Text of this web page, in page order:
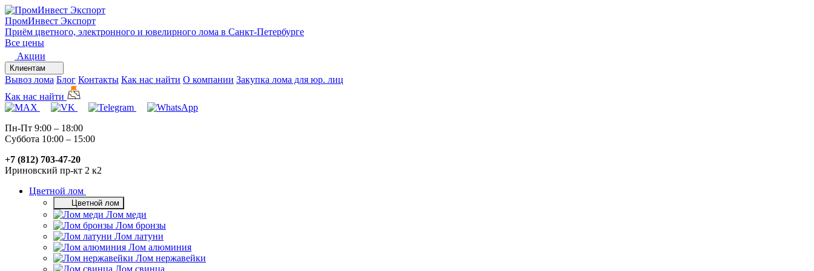
ПромИнвест Экспорт
Приём цветного, электронного и ювелирного лома в Санкт-Петербурге
Все цены
Акции
Клиентам
Вывоз лома Блог Контакты Как нас найти О компании Закупка лома для юр. лиц
Как нас найти
Пн-Пт 9:00 – 18:00
Суббота 10:00 – 15:00
+7 (812) 703-47-20
Ириновский пр-кт 2 к2
Цветной лом
Цветной лом
Лом меди
Лом бронзы
Лом латуни
Лом алюминия
Лом нержавейки
Лом свинца